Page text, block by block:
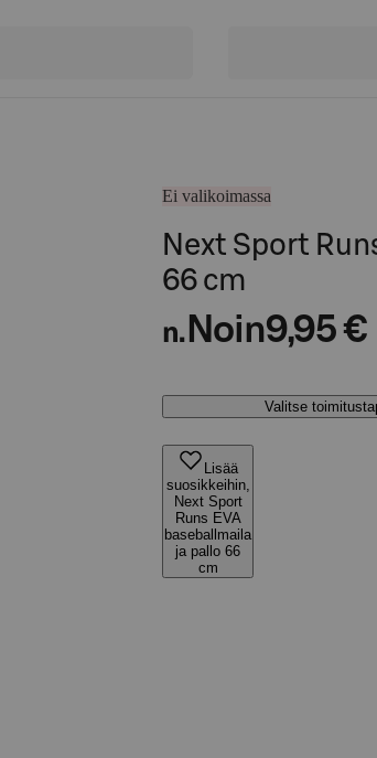
Ei valikoimassa
Next Sport
66 cm
n. Noin9,95 €
Valitse
Lisää
suosikkeihin,
Next Sport
Runs EVA
baseballmaila
ja pallo 66
cm